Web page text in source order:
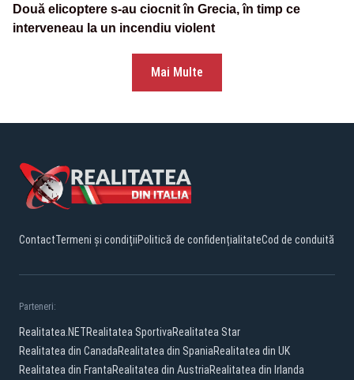
Două elicoptere s-au ciocnit în Grecia, în timp ce
interveneau la un incendiu violent
Mai Multe
ContactTermeni și condițiiPolitică de confidențialitateCod de conduită
Parteneri:
Realitatea.NETRealitatea SportivaRealitatea Star
Realitatea din CanadaRealitatea din SpaniaRealitatea din UK
Realitatea din FrantaRealitatea din AustriaRealitatea din Irlanda